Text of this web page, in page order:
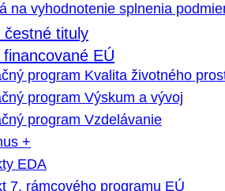
na vyhodnotenie splnenia
čestné tituly
EÚ
program Kvalita životného
program Výskum a vývoj
program Vzdelávanie
+
EDA
7. rámcového programu EÚ